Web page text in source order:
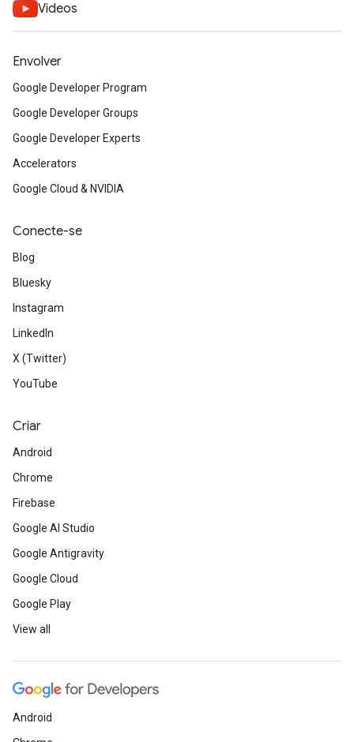
Videos
Envolver
Google Developer Program
Google Developer Groups
Google Developer Experts
Accelerators
Google Cloud & NVIDIA
Conecte-se
Blog
Bluesky
Instagram
LinkedIn
X (Twitter)
YouTube
Criar
Android
Chrome
Firebase
Google AI Studio
Google Antigravity
Google Cloud
Google Play
View all
Android